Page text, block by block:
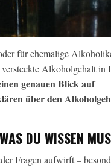
für ehemalige
Alkoholgehalt in
genauen Blick auf
über den
DU WISSEN
Fragen aufwirft –